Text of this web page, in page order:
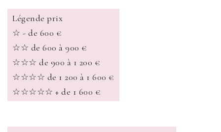
Légende prix
☆ - de 600 €
☆☆ de 600 à 900 €
☆☆☆ de 900 à 1 200 €
☆☆☆☆ de 1 200 à 1 600 €
☆☆☆☆☆ + de 1 600 €